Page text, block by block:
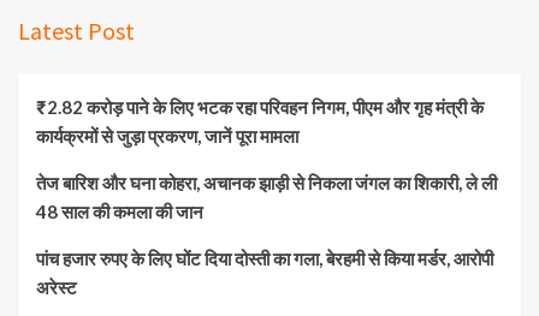
Latest Post
₹2.82 करोड़ पाने के लिए भटक रहा परिवहन निगम, पीएम और गृह मंत्री के
कार्यक्रमों से जुड़ा प्रकरण, जानें पूरा मामला
तेज बारिश और घना कोहरा, अचानक झाड़ी से निकला जंगल का शिकारी, ले ली
48 साल की कमला की जान
पांच हजार रुपए के लिए घोंट दिया दोस्ती का गला, बेरहमी से किया मर्डर, आरोपी
अरेस्ट